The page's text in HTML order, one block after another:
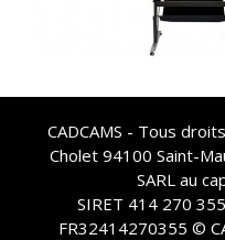
CADCAMS - Tous
Cholet 94100 Saint-
SARL au
SIRET 414 270
FR32414270355 ©